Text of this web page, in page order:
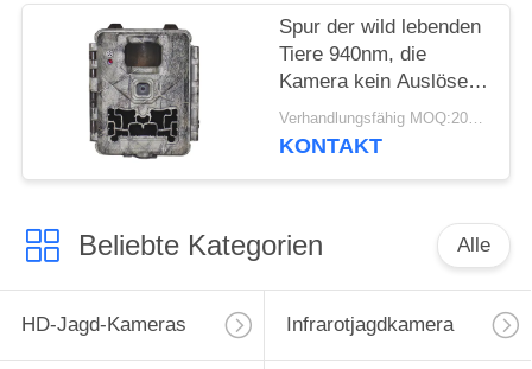
Spur der wild lebenden
Tiere 940nm, die
Kamera kein Auslöser
des Glühen-30MP
1080P HD 0.3s jagt
Verhandlungsfähig MOQ:20pcs
KONTAKT
Beliebte Kategorien Alle
HD-Jagd-Kameras Infrarotjagdkamera